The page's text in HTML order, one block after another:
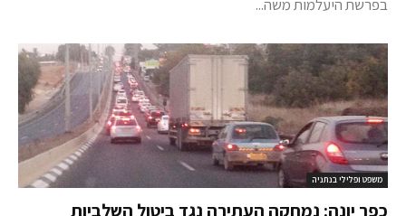
בפרשת היעלמות משה...
משפט ופלילי בנתניה
כפר יונה: נמחקה העתירה נגד ביטול השלביות